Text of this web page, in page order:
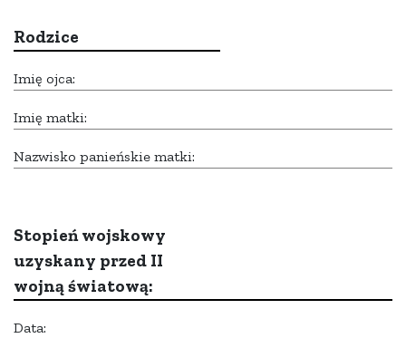
Rodzice
Imię ojca:
Imię matki:
Nazwisko panieńskie matki:
Stopień wojskowy
uzyskany przed II
wojną światową:
Data: